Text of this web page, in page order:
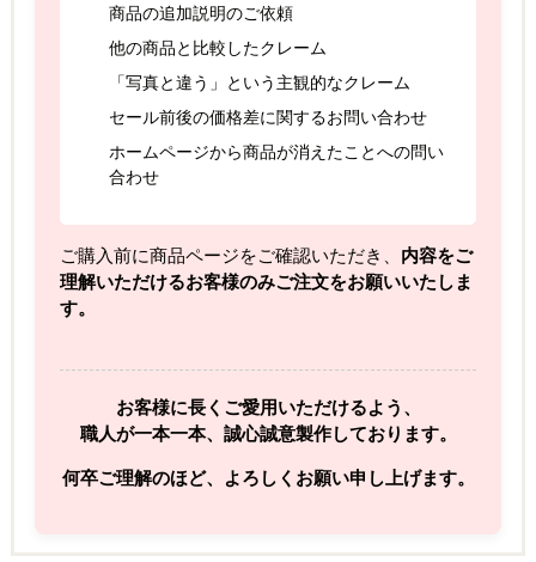
商品の追加説明のご依頼
他の商品と比較したクレーム
「写真と違う」という主観的なクレーム
セール前後の価格差に関するお問い合わせ
ホームページから商品が消えたことへの問い
合わせ
ご購入前に商品ページをご確認いただき、 内容をご
理解いただけるお客様のみご注文をお願いいたしま
す。
お客様に長くご愛用いただけるよう、
職人が一本一本、誠心誠意製作しております。
何卒ご理解のほど、よろしくお願い申し上げます。